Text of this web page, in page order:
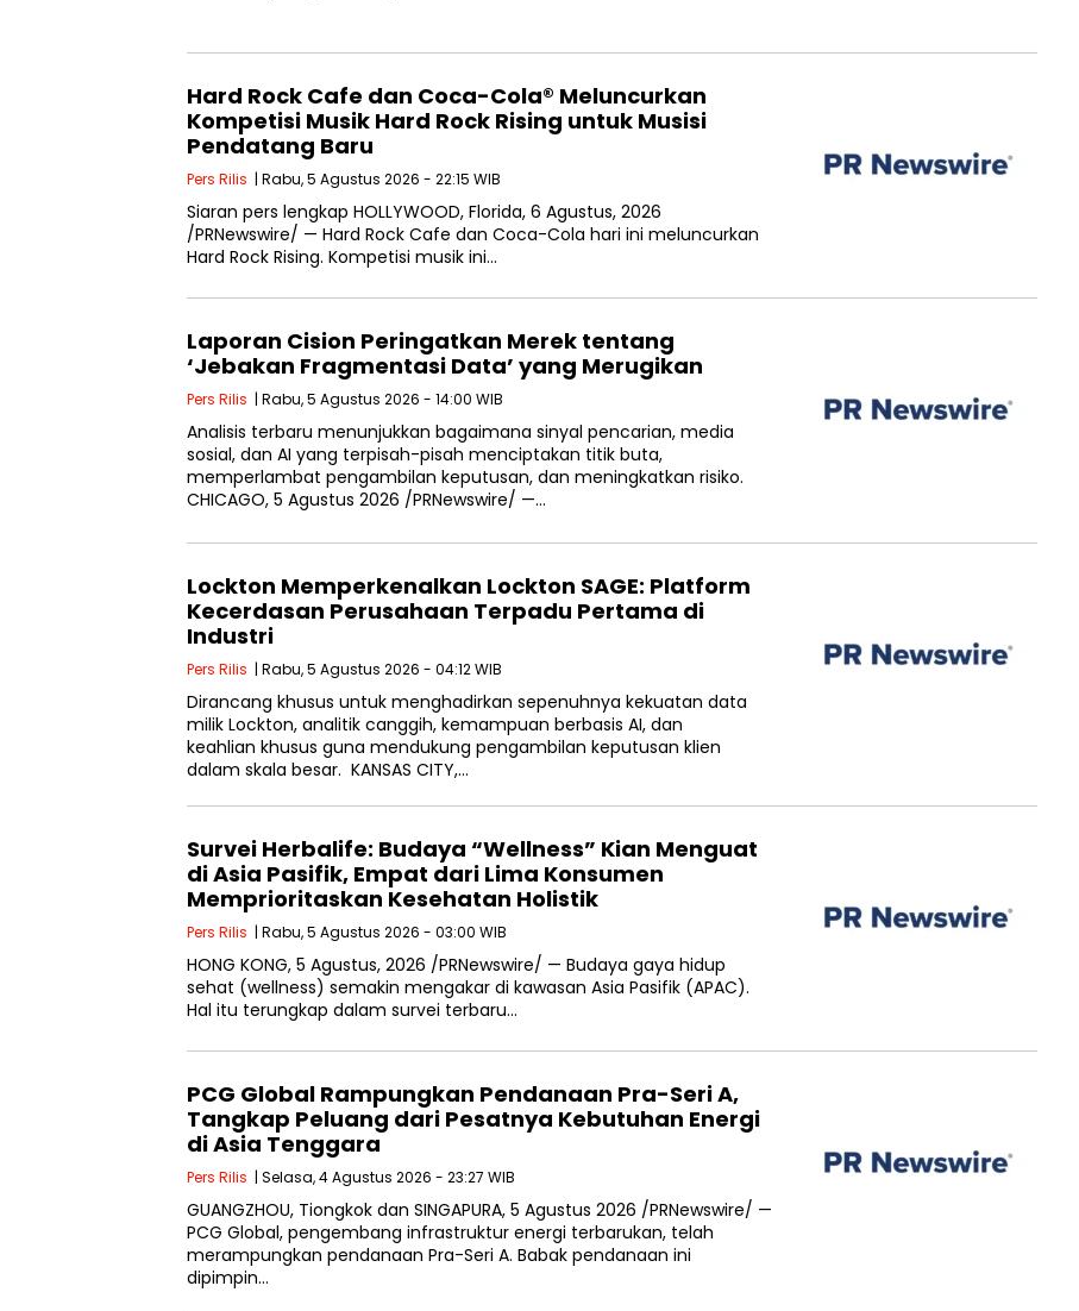
Hard Rock Cafe dan Coca-Cola® Meluncurkan
Kompetisi Musik Hard Rock Rising untuk Musisi
Pendatang Baru
Pers Rilis | Rabu, 5 Agustus 2026 - 22:15 WIB
Siaran pers lengkap HOLLYWOOD, Florida, 6 Agustus, 2026
/PRNewswire/ — Hard Rock Cafe dan Coca-Cola hari ini meluncurkan
Hard Rock Rising. Kompetisi musik ini…
Laporan Cision Peringatkan Merek tentang
‘Jebakan Fragmentasi Data’ yang Merugikan
Pers Rilis | Rabu, 5 Agustus 2026 - 14:00 WIB
Analisis terbaru menunjukkan bagaimana sinyal pencarian, media
sosial, dan AI yang terpisah-pisah menciptakan titik buta,
memperlambat pengambilan keputusan, dan meningkatkan risiko.
CHICAGO, 5 Agustus 2026 /PRNewswire/ —…
Lockton Memperkenalkan Lockton SAGE: Platform
Kecerdasan Perusahaan Terpadu Pertama di
Industri
Pers Rilis | Rabu, 5 Agustus 2026 - 04:12 WIB
Dirancang khusus untuk menghadirkan sepenuhnya kekuatan data
milik Lockton, analitik canggih, kemampuan berbasis AI, dan
keahlian khusus guna mendukung pengambilan keputusan klien
dalam skala besar. KANSAS CITY,…
Survei Herbalife: Budaya “Wellness” Kian Menguat
di Asia Pasifik, Empat dari Lima Konsumen
Memprioritaskan Kesehatan Holistik
Pers Rilis | Rabu, 5 Agustus 2026 - 03:00 WIB
HONG KONG, 5 Agustus, 2026 /PRNewswire/ — Budaya gaya hidup
sehat (wellness) semakin mengakar di kawasan Asia Pasifik (APAC).
Hal itu terungkap dalam survei terbaru…
PCG Global Rampungkan Pendanaan Pra-Seri A,
Tangkap Peluang dari Pesatnya Kebutuhan Energi
di Asia Tenggara
Pers Rilis | Selasa, 4 Agustus 2026 - 23:27 WIB
GUANGZHOU, Tiongkok dan SINGAPURA, 5 Agustus 2026 /PRNewswire/ —
PCG Global, pengembang infrastruktur energi terbarukan, telah
merampungkan pendanaan Pra-Seri A. Babak pendanaan ini
dipimpin…